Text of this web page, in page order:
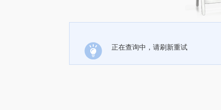
正在查询中，请刷新重试